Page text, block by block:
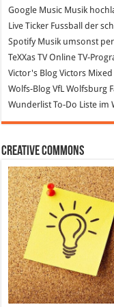
Google Music Musik
Live Ticker Fussball
der
SpotifyMusik umsonst
TeXXas TVOnline TV-
Victor's Blog Victors
Wolfs-Blog VfL Wolfsburg
Wunderlist To-Do Liste im
Creative Commons